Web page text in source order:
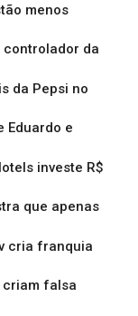
menos
controlador da
da Pepsi no
Eduardo e
investe R$
que apenas
cria franquia
criam falsa